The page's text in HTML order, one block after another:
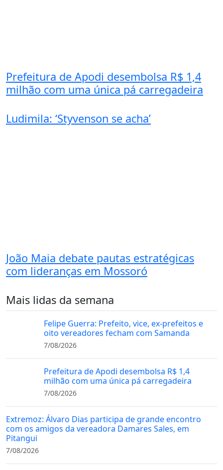
Prefeitura de Apodi desembolsa R$ 1,4
milhão com uma única pá carregadeira
Ludimila: ‘Styvenson se acha’
João Maia debate pautas estratégicas
com lideranças em Mossoró
Mais lidas da semana
Felipe Guerra: Prefeito, vice, ex-prefeitos e
oito vereadores fecham com Samanda
7/08/2026
Prefeitura de Apodi desembolsa R$ 1,4
milhão com uma única pá carregadeira
7/08/2026
Extremoz: Álvaro Dias participa de grande encontro
com os amigos da vereadora Damares Sales, em
Pitangui
7/08/2026